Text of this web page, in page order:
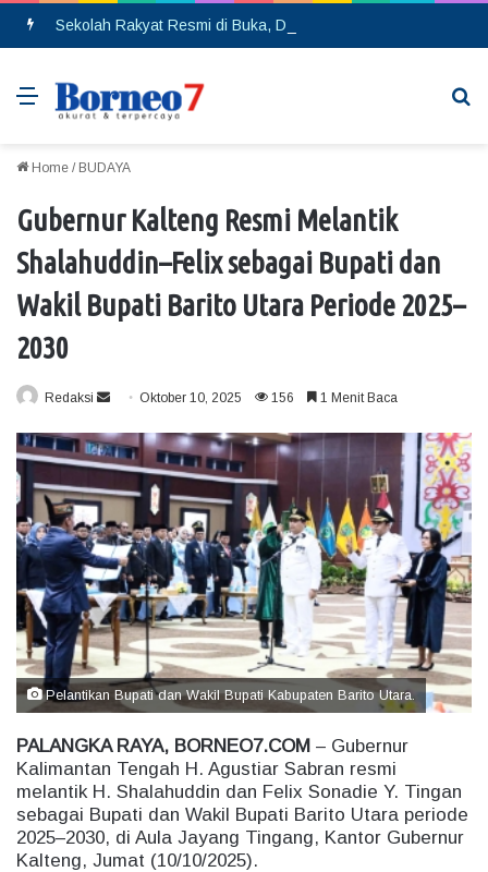
Menu
Home / BUDAYA
Gubernur Kalteng Resmi Melantik
Shalahuddin–Felix sebagai Bupati dan
Wakil Bupati Barito Utara Periode 2025–
2030
Redaksi
n
a
n
e
m
a
i
l
Oktober 10, 2025 156 1 Menit Baca
Pelantikan Bupati dan Wakil Bupati Kabupaten Barito Utara.
PALANGKA RAYA, BORNEO7.COM – Gubernur
Kalimantan Tengah H. Agustiar Sabran resmi
melantik H. Shalahuddin dan Felix Sonadie Y. Tingan
sebagai Bupati dan Wakil Bupati Barito Utara periode
2025–2030, di Aula Jayang Tingang, Kantor Gubernur
Kalteng, Jumat (10/10/2025).